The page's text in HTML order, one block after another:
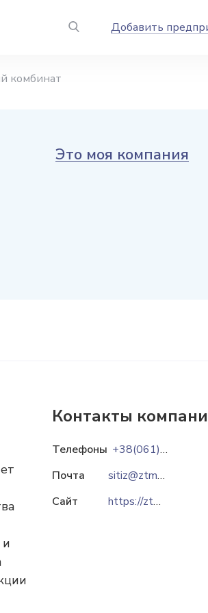
Добавить
комбинат
Это моя компания
Контакты
Телефоны
+38(061)289-82-00
Почта
sitiz@ztmc.zp.ua
Сайт
https://ztmc.zp.ua